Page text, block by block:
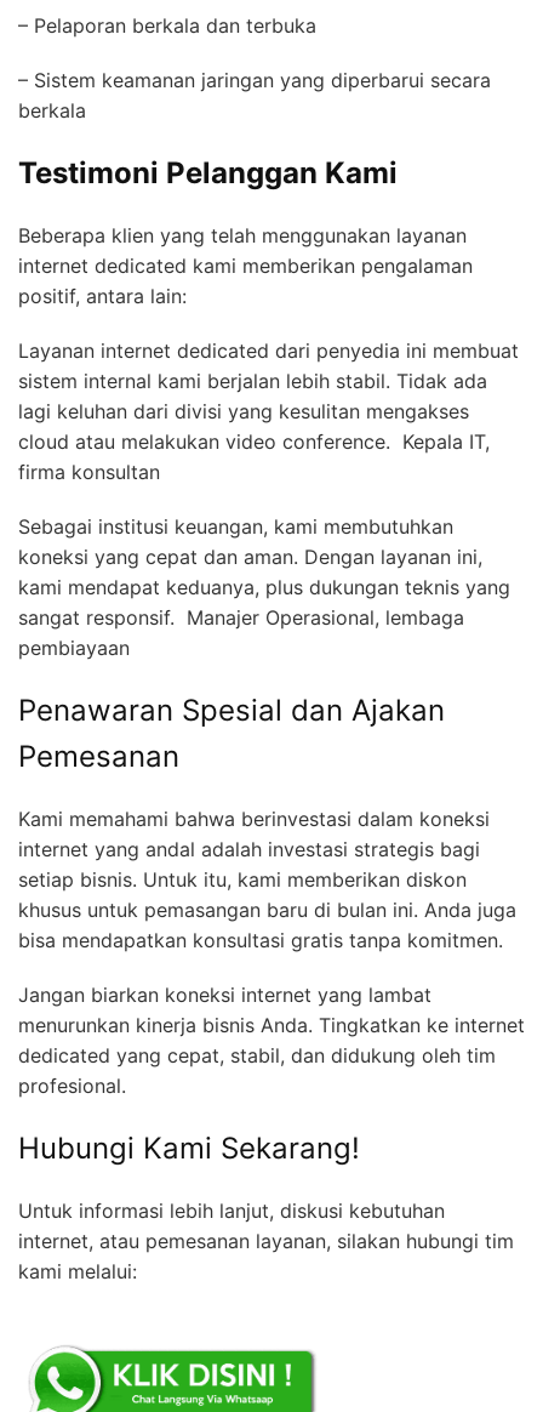
– Pelaporan berkala dan terbuka
– Sistem keamanan jaringan yang diperbarui secara
berkala
Testimoni Pelanggan Kami
Beberapa klien yang telah menggunakan layanan
internet dedicated kami memberikan pengalaman
positif, antara lain:
Layanan internet dedicated dari penyedia ini membuat
sistem internal kami berjalan lebih stabil. Tidak ada
lagi keluhan dari divisi yang kesulitan mengakses
cloud atau melakukan video conference.  Kepala IT,
firma konsultan
Sebagai institusi keuangan, kami membutuhkan
koneksi yang cepat dan aman. Dengan layanan ini,
kami mendapat keduanya, plus dukungan teknis yang
sangat responsif.  Manajer Operasional, lembaga
pembiayaan
Penawaran Spesial dan Ajakan
Pemesanan
Kami memahami bahwa berinvestasi dalam koneksi
internet yang andal adalah investasi strategis bagi
setiap bisnis. Untuk itu, kami memberikan diskon
khusus untuk pemasangan baru di bulan ini. Anda juga
bisa mendapatkan konsultasi gratis tanpa komitmen.
Jangan biarkan koneksi internet yang lambat
menurunkan kinerja bisnis Anda. Tingkatkan ke internet
dedicated yang cepat, stabil, dan didukung oleh tim
profesional.
Hubungi Kami Sekarang!
Untuk informasi lebih lanjut, diskusi kebutuhan
internet, atau pemesanan layanan, silakan hubungi tim
kami melalui: